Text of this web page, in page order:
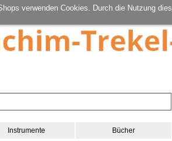
verwenden Cookies. Durch die Nutzung
Instrumente Bücher